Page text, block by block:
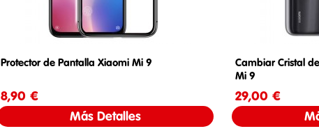
Protector de Pantalla Xiaomi Mi 9
8,90 €
Más Detalles
Cambiar Cristal
Mi 9
29,00 €